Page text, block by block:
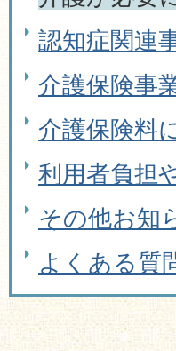
認知症関連
介護保険事
介護保険料
利用者負担
その他お知
よくある質